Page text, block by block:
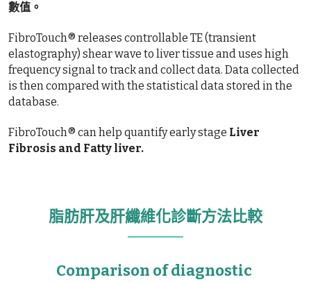
數值。
FibroTouch® releases controllable TE (transient
elastography) shear wave to liver tissue and uses high
frequency signal to track and collect data. Data collected
is then compared with the statistical data stored in the
database.
FibroTouch® can help quantify early stage Liver
Fibrosis and Fatty liver.
脂肪肝及肝纖維化診斷方法比較
Comparison of diagnostic